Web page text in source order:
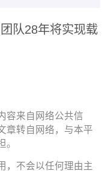
队28年将实现载
容来自网络公共信
章转自网络，与本平
。
，不会以任何理由主